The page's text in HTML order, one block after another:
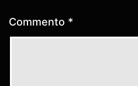
Commento *